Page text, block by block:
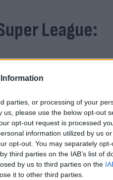
parties, or processing of your
please use the below opt-out
opt-out request is processed
information utilized by us
opt-out. You may separately
third parties on the IAB’s list of
by us to third parties on the
it to other third parties.
League: